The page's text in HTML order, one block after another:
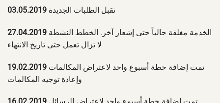
03.05.2019 نقبل الطلبات الجديدة
27.04.2019
لا تزال تعمل حتى تاريخ الانتهاء
19.02.2019
وإعادة توجيه المكالمات